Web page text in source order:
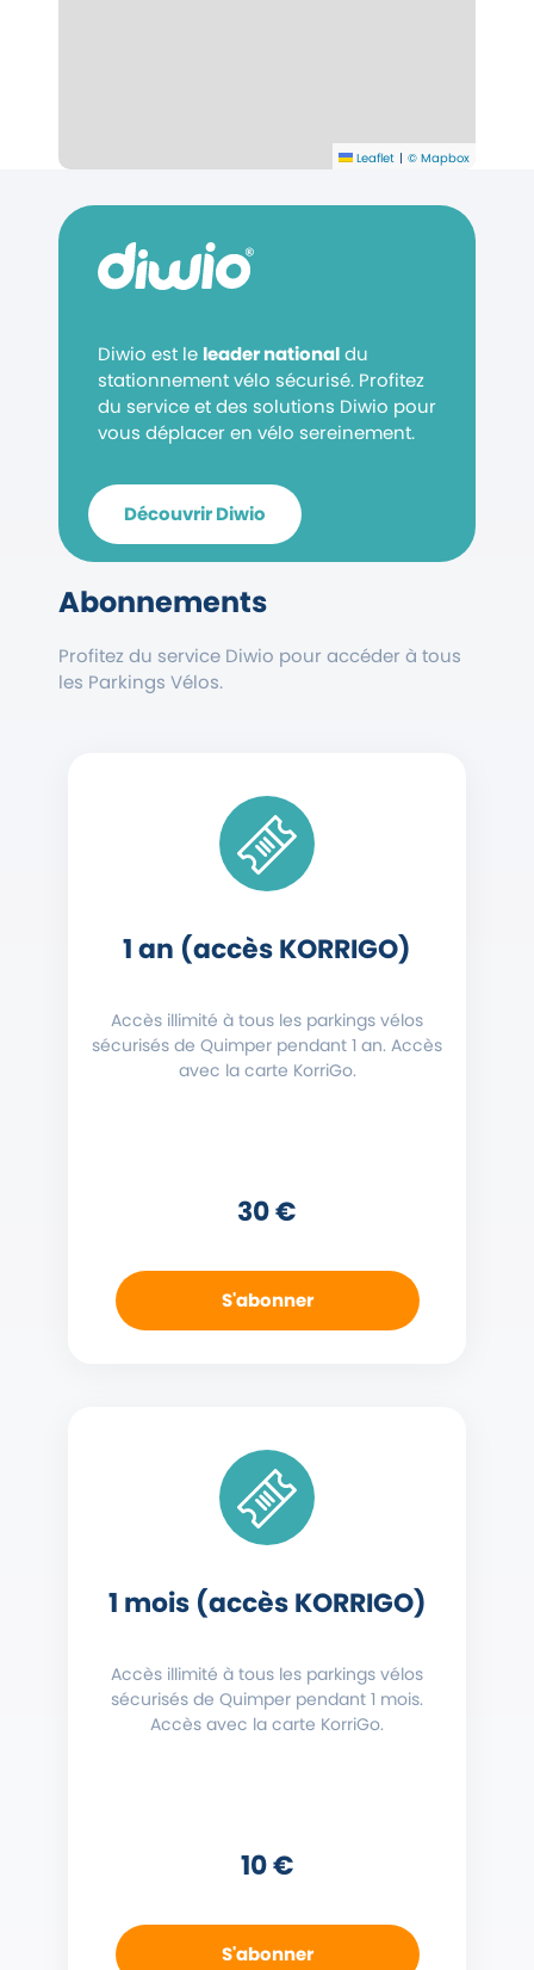
Leaflet | © Mapbox
Diwio est le leader nationaldu
stationnement vélo sécurisé. Profitez
du service et des solutions Diwio pour
vous déplacer en vélo sereinement.
Découvrir Diwio
Abonnements
Profitez du service Diwio pour accéder à tous
les Parkings Vélos.
1 an (accès KORRIGO)
Accès illimité à tous les parkings vélos
sécurisés de Quimper pendant 1 an. Accès
avec la carte KorriGo.
30 €
S'abonner
1 mois (accès KORRIGO)
Accès illimité à tous les parkings vélos
sécurisés de Quimper pendant 1 mois.
Accès avec la carte KorriGo.
10 €
S'abonner